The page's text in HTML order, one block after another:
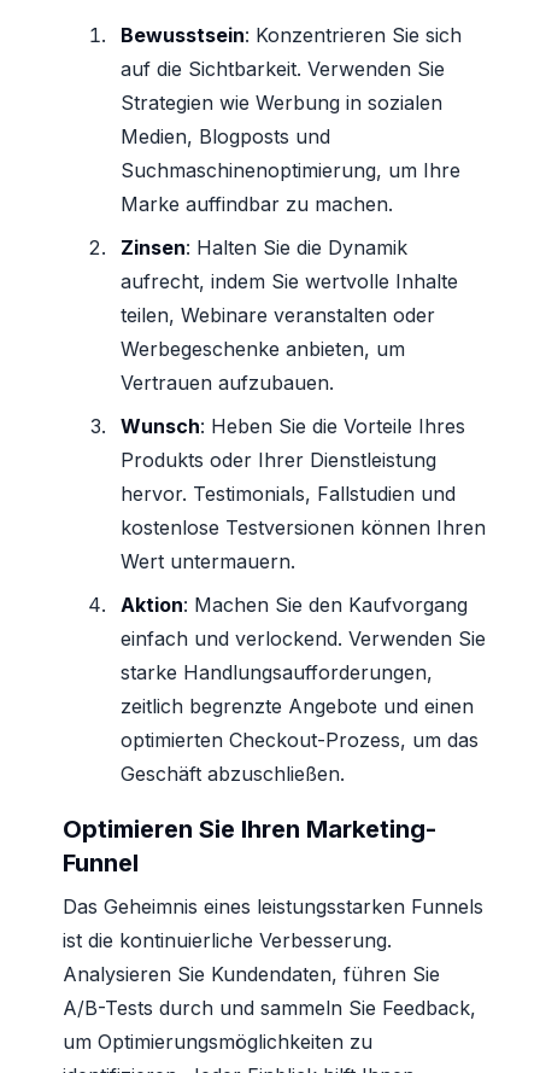
Bewusstsein: Konzentrieren Sie sich
auf die Sichtbarkeit. Verwenden Sie
Strategien wie Werbung in sozialen
Medien, Blogposts und
Suchmaschinenoptimierung, um Ihre
Marke auffindbar zu machen.
Zinsen: Halten Sie die Dynamik
aufrecht, indem Sie wertvolle Inhalte
teilen, Webinare veranstalten oder
Werbegeschenke anbieten, um
Vertrauen aufzubauen.
Wunsch: Heben Sie die Vorteile Ihres
Produkts oder Ihrer Dienstleistung
hervor. Testimonials, Fallstudien und
kostenlose Testversionen können Ihren
Wert untermauern.
Aktion: Machen Sie den Kaufvorgang
einfach und verlockend. Verwenden Sie
starke Handlungsaufforderungen,
zeitlich begrenzte Angebote und einen
optimierten Checkout-Prozess, um das
Geschäft abzuschließen.
Optimieren Sie Ihren Marketing-
Funnel
Das Geheimnis eines leistungsstarken Funnels
ist die kontinuierliche Verbesserung.
Analysieren Sie Kundendaten, führen Sie
A/B-Tests durch und sammeln Sie Feedback,
um Optimierungsmöglichkeiten zu